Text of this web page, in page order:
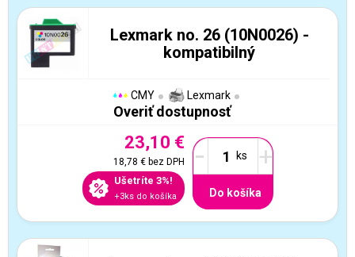
Lexmark no. 26 (10N0026) -
kompatibilný
CMY Lexmark
Overiť dostupnosť
23,10 €
18,78 €bez DPH
Ušetríte 3%!
+3ks do košíka
- +
Do košíka